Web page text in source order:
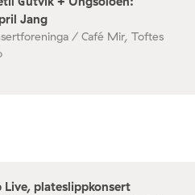
Jang
/ Café Mir, Toftes
Live, plateslippkonsert